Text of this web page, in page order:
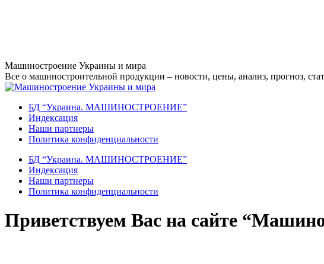
Перейти
к
содержанию
Машиностроение Украины и мира
Все о машиностроительной продукции – новости, цены, анализ, прогноз,
БД “Украина. МАШИНОСТРОЕНИЕ”
Индекcация
Наши партнеры
Политика конфиденциальности
БД “Украина. МАШИНОСТРОЕНИЕ”
Индекcация
Наши партнеры
Политика конфиденциальности
Приветствуем Вас на сайте